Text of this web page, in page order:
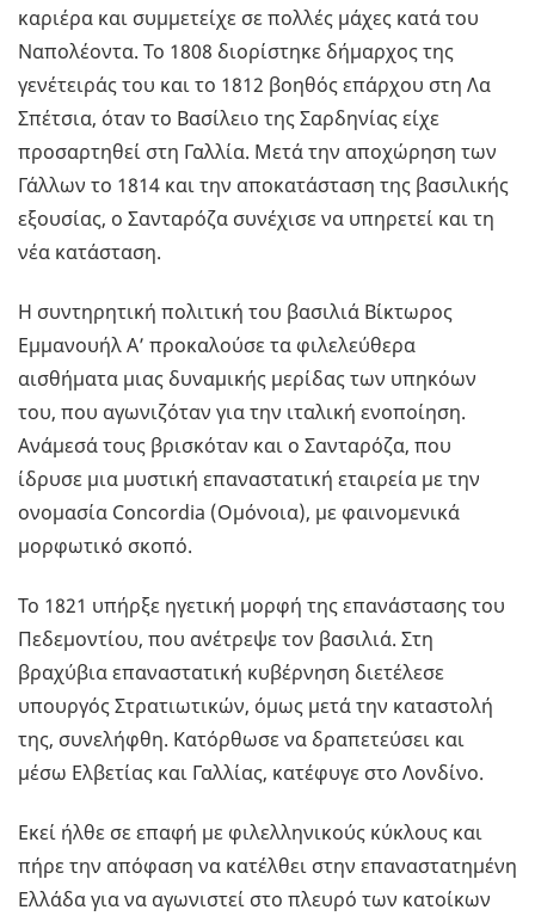
καριέρα και συμμετείχε σε πολλές μάχες κατά του
Ναπολέοντα. Το 1808 διορίστηκε δήμαρχος της
γενέτειράς του και το 1812 βοηθός επάρχου στη Λα
Σπέτσια, όταν το Βασίλειο της Σαρδηνίας είχε
προσαρτηθεί στη Γαλλία. Μετά την αποχώρηση των
Γάλλων το 1814 και την αποκατάσταση της βασιλικής
εξουσίας, ο Σανταρόζα συνέχισε να υπηρετεί και τη
νέα κατάσταση.
H συντηρητική πολιτική του βασιλιά Βίκτωρος
Εμμανουήλ Α’ προκαλούσε τα φιλελεύθερα
αισθήματα μιας δυναμικής μερίδας των υπηκόων
του, που αγωνιζόταν για την ιταλική ενοποίηση.
Ανάμεσά τους βρισκόταν και ο Σανταρόζα, που
ίδρυσε μια μυστική επαναστατική εταιρεία με την
ονομασία Concordia (Ομόνοια), με φαινομενικά
μορφωτικό σκοπό.
Το 1821 υπήρξε ηγετική μορφή της επανάστασης του
Πεδεμοντίου, που ανέτρεψε τον βασιλιά. Στη
βραχύβια επαναστατική κυβέρνηση διετέλεσε
υπουργός Στρατιωτικών, όμως μετά την καταστολή
της, συνελήφθη. Κατόρθωσε να δραπετεύσει και
μέσω Ελβετίας και Γαλλίας, κατέφυγε στο Λονδίνο.
Εκεί ήλθε σε επαφή με φιλελληνικούς κύκλους και
πήρε την απόφαση να κατέλθει στην επαναστατημένη
Ελλάδα για να αγωνιστεί στο πλευρό των κατοίκων